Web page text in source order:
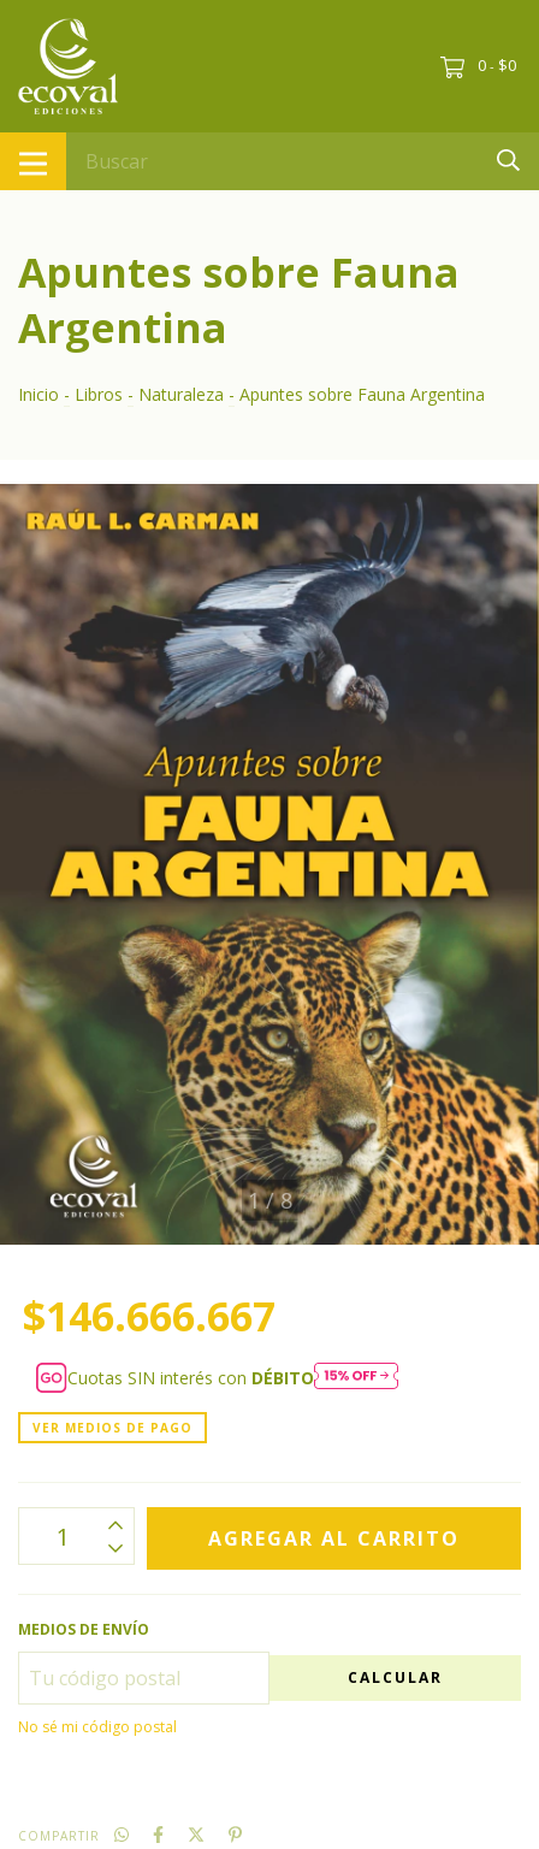
0 - $0
Apuntes sobre Fauna
Argentina
Inicio - Libros - Naturaleza - Apuntes sobre Fauna Argentina
1/8
$146.666.667
Cuotas SIN interés con DÉBITO
VER MEDIOS DE PAGO
MEDIOS DE ENVÍO
CALCULAR
No sé mi código postal
COMPARTIR